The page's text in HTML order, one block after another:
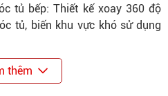
tủ bếp: Thiết kế xoay 360 độ
tủ, biến khu vực khó sử dụng
cần xoay nhẹ mâm là có thể lấy
chóng mà không cần phải cúi
thêm